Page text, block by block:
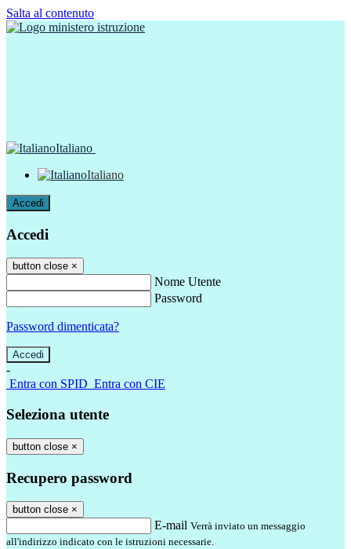
Salta al contenuto
Italiano
Italiano
Accedi
Accedi
button close ×
Nome Utente
Password
Password dimenticata?
-
Entra con SPID Entra con CIE
Seleziona utente
button close ×
Recupero password
button close ×
E-mail Verrà inviato un messaggio
all'indirizzo indicato con le istruzioni necessarie.